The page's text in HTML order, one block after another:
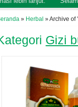
» Herbal »Archive of
Gizi